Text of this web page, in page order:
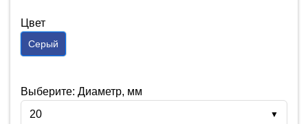
Цвет
Серый
Выберите: Диаметр, мм
20
▼